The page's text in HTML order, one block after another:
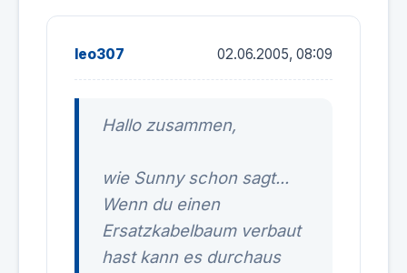
leo307 02.06.2005, 08:09
Hallo zusammen,
wie Sunny schon sagt...
Wenn du einen
Ersatzkabelbaum verbaut
hast kann es durchaus